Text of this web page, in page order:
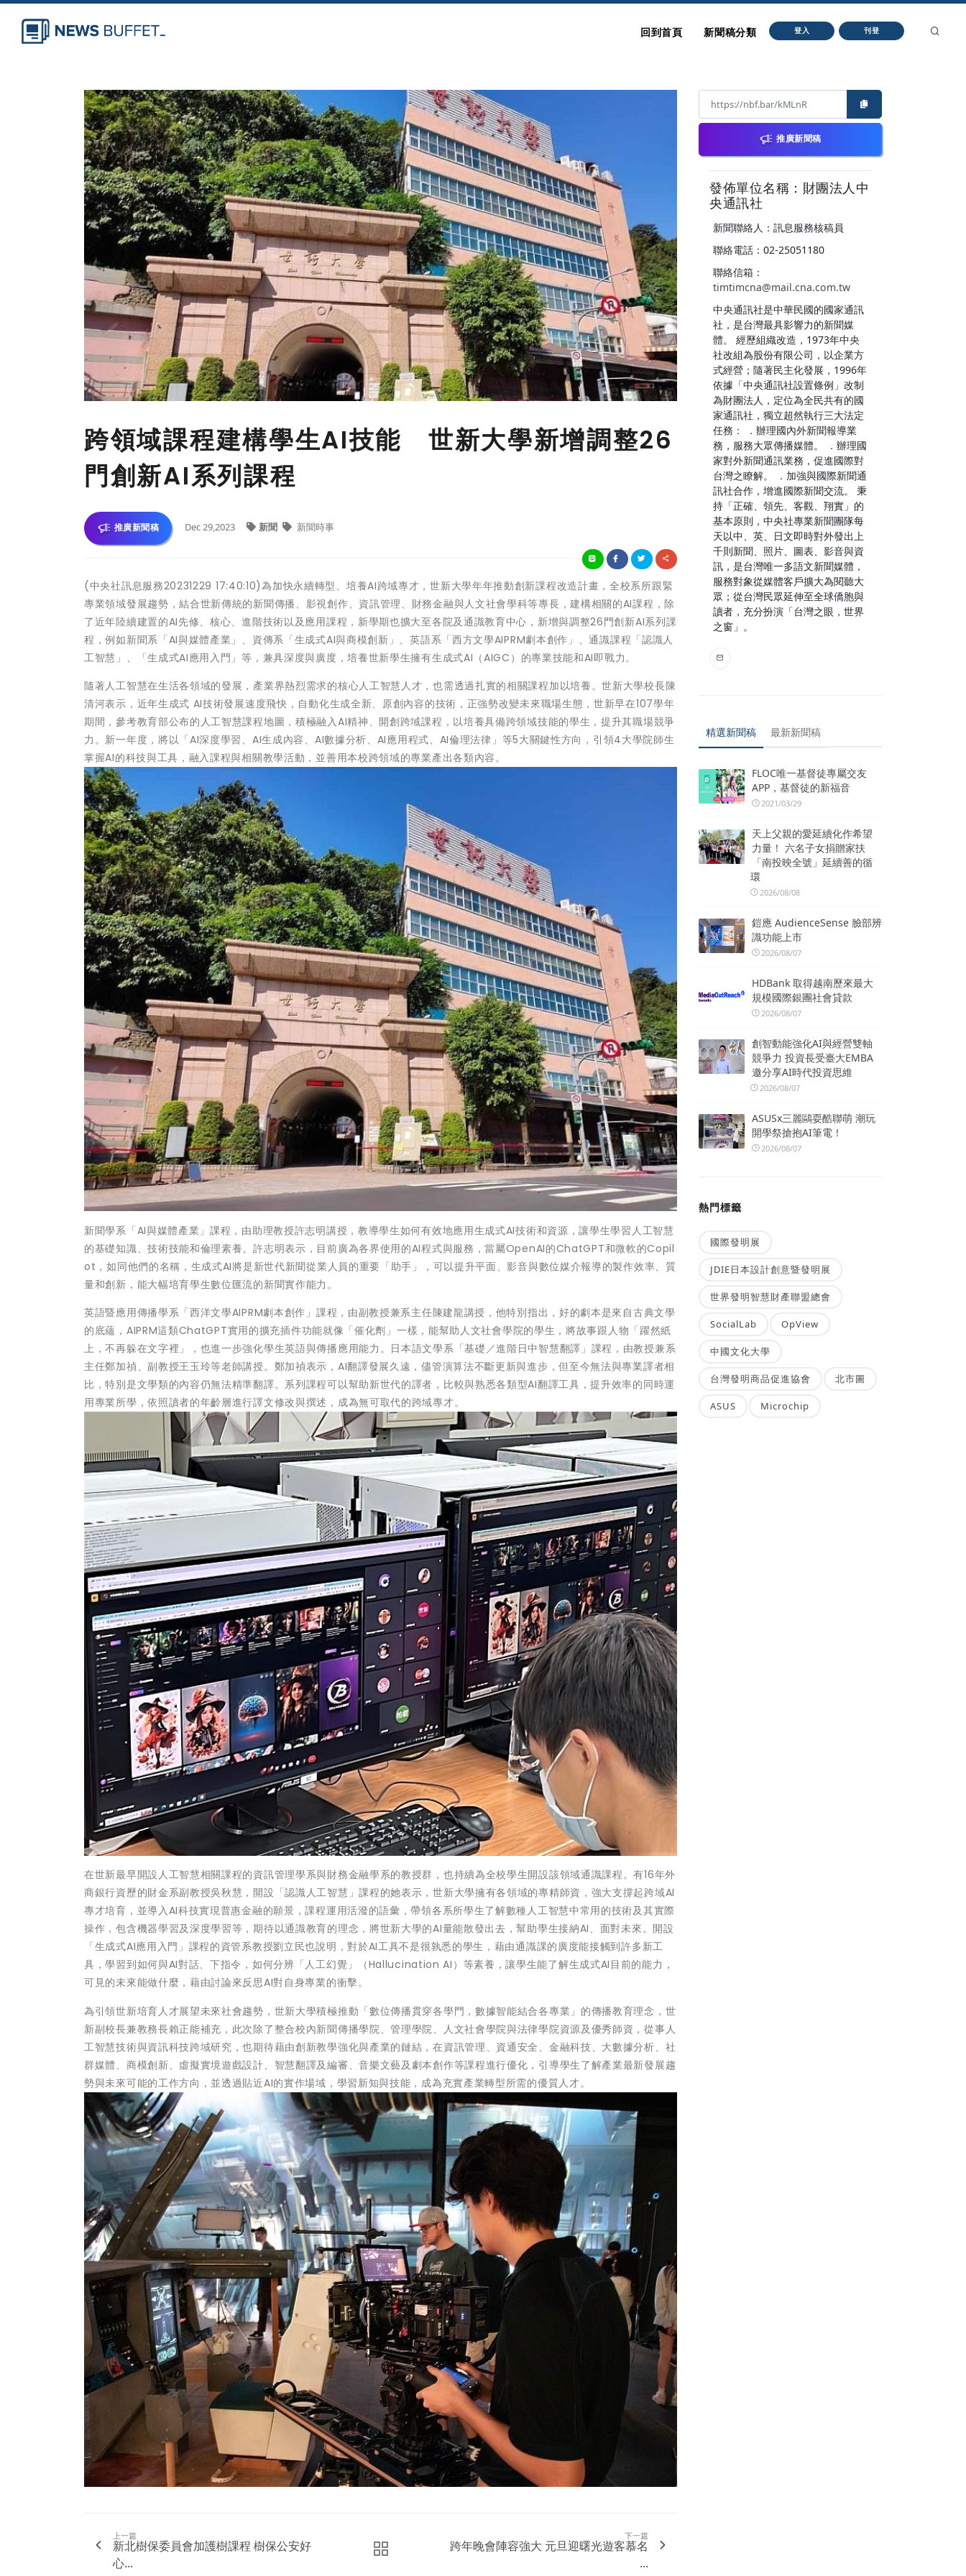
回到首頁 新聞稿分類 登入 刊登
跨領域課程建構學生AI技能 世新大學新增調整26
門創新AI系列課程
推廣新聞稿 Dec 29,2023 新聞 新聞時事
(中央社訊息服務20231229 17:40:10)為加快永續轉型、培養AI跨域專才，世新大學年年推動創新課程改造計畫，全校系所跟緊
專業領域發展趨勢，結合世新傳統的新聞傳播、影視創作、資訊管理、財務金融與人文社會學科等專長，建構相關的AI課程，除
了近年陸續建置的AI先修、核心、進階技術以及應用課程，新學期也擴大至各院及通識教育中心，新增與調整26門創新AI系列課
程，例如新聞系「AI與媒體產業」、資傳系「生成式AI與商模創新」、英語系「西方文學AIPRM劇本創作」、通識課程「認識人
工智慧」、「生成式AI應用入門」等，兼具深度與廣度，培養世新學生擁有生成式AI（AIGC）的專業技能和AI即戰力。
隨著人工智慧在生活各領域的發展，產業界熱烈需求的核心人工智慧人才，也需透過扎實的相關課程加以培養。世新大學校長陳
清河表示，近年生成式 AI技術發展速度飛快，自動化生成全新、原創內容的技術，正強勢改變未來職場生態，世新早在107學年
期間，參考教育部公布的人工智慧課程地圖，積極融入AI精神、開創跨域課程，以培養具備跨領域技能的學生，提升其職場競爭
力。新一年度，將以「AI深度學習、AI生成內容、AI數據分析、AI應用程式、AI倫理法律」等5大關鍵性方向，引領4大學院師生
掌握AI的科技與工具，融入課程與相關教學活動，並善用本校跨領域的專業產出各類內容。
新聞學系「AI與媒體產業」課程，由助理教授許志明講授，教導學生如何有效地應用生成式AI技術和資源，讓學生學習人工智慧
的基礎知識、技術技能和倫理素養。許志明表示，目前廣為各界使用的AI程式與服務，當屬OpenAI的ChatGPT和微軟的Copil
ot，如同他們的名稱，生成式AI將是新世代新聞從業人員的重要「助手」，可以提升平面、影音與數位媒介報導的製作效率、質
量和創新，能大幅培育學生數位匯流的新聞實作能力。
英語暨應用傳播學系「西洋文學AIPRM劇本創作」課程，由副教授兼系主任陳建龍講授，他特別指出，好的劇本是來自古典文學
的底蘊，AIPRM這類ChatGPT實用的擴充插件功能就像「催化劑」一樣，能幫助人文社會學院的學生，將故事跟人物「躍然紙
上，不再躲在文字裡」，也進一步強化學生英語與傳播應用能力。日本語文學系「基礎／進階日中智慧翻譯」課程，由教授兼系
主任鄭加禎、副教授王玉玲等老師講授。鄭加禎表示，AI翻譯發展久遠，儘管演算法不斷更新與進步，但至今無法與專業譯者相
比，特別是文學類的內容仍無法精準翻譯。系列課程可以幫助新世代的譯者，比較與熟悉各類型AI翻譯工具，提升效率的同時運
用專業所學，依照讀者的年齡層進行譯文修改與撰述，成為無可取代的跨域專才。
在世新最早開設人工智慧相關課程的資訊管理學系與財務金融學系的教授群，也持續為全校學生開設該領域通識課程。有16年外
商銀行資歷的財金系副教授吳秋慧，開設「認識人工智慧」課程的她表示，世新大學擁有各領域的專精師資，強大支撐起跨域AI
專才培育，並導入AI科技實現普惠金融的願景，課程運用活潑的語彙，帶領各系所學生了解數種人工智慧中常用的技術及其實際
操作，包含機器學習及深度學習等，期待以通識教育的理念，將世新大學的AI量能散發出去，幫助學生接納AI、面對未來。開設
「生成式AI應用入門」課程的資管系教授劉立民也說明，對於AI工具不是很孰悉的學生，藉由通識課的廣度能接觸到許多新工
具，學習到如何與AI對話、下指令，如何分辨「人工幻覺」（Hallucination AI）等素養，讓學生能了解生成式AI目前的能力，
可見的未來能做什麼，藉由討論來反思AI對自身專業的衝擊。
為引領世新培育人才展望未來社會趨勢，世新大學積極推動「數位傳播貫穿各學門，數據智能結合各專業」的傳播教育理念，世
新副校長兼教務長賴正能補充，此次除了整合校內新聞傳播學院、管理學院、人文社會學院與法律學院資源及優秀師資，從事人
工智慧技術與資訊科技跨域研究，也期待藉由創新教學強化與產業的鏈結，在資訊管理、資通安全、金融科技、大數據分析、社
群媒體、商模創新、虛擬實境遊戲設計、智慧翻譯及編審、音樂文藝及劇本創作等課程進行優化，引導學生了解產業最新發展趨
勢與未來可能的工作方向，並透過貼近AI的實作場域，學習新知與技能，成為充實產業轉型所需的優質人才。
上一篇
新北樹保委員會加護樹課程 樹保公安好
心...
下一篇
跨年晚會陣容強大 元旦迎曙光遊客慕名
...
推廣新聞稿
發佈單位名稱：財團法人中
央通訊社
新聞聯絡人：訊息服務核稿員
聯絡電話：02-25051180
聯絡信箱：
timtimcna@mail.cna.com.tw
中央通訊社是中華民國的國家通訊
社，是台灣最具影響力的新聞媒
體。 經歷組織改造，1973年中央
社改組為股份有限公司，以企業方
式經營；隨著民主化發展，1996年
依據「中央通訊社設置條例」改制
為財團法人，定位為全民共有的國
家通訊社，獨立超然執行三大法定
任務： ．辦理國內外新聞報導業
務，服務大眾傳播媒體。 ．辦理國
家對外新聞通訊業務，促進國際對
台灣之瞭解。 ．加強與國際新聞通
訊社合作，增進國際新聞交流。 秉
持「正確、領先、客觀、翔實」的
基本原則，中央社專業新聞團隊每
天以中、英、日文即時對外發出上
千則新聞、照片、圖表、影音與資
訊，是台灣唯一多語文新聞媒體，
服務對象從媒體客戶擴大為閱聽大
眾；從台灣民眾延伸至全球僑胞與
讀者，充分扮演「台灣之眼，世界
之窗」。
精選新聞稿 最新新聞稿
FLOC唯一基督徒專屬交友
APP，基督徒的新福音
2021/03/29
天上父親的愛延續化作希望
力量！ 六名子女捐贈家扶
「南投映全號」延續善的循
環
2026/08/08
鎧應 AudienceSense 臉部辨
識功能上市
2026/08/07
HDBank 取得越南歷來最大
規模國際銀團社會貸款
2026/08/07
創智動能強化AI與經營雙軸
競爭力 投資長受臺大EMBA
邀分享AI時代投資思維
2026/08/07
ASUSx三麗鷗耍酷聯萌 潮玩
開學祭搶抱AI筆電！
2026/08/07
熱門標籤
國際發明展
JDIE日本設計創意暨發明展
世界發明智慧財產聯盟總會
SocialLab OpView
中國文化大學
台灣發明商品促進協會 北市圖
ASUS Microchip